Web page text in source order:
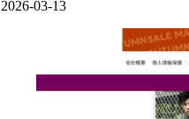
2026-03-13